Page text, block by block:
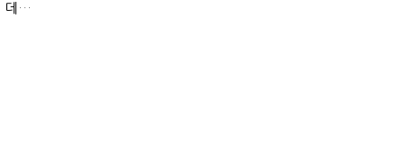
(창립 20주년 포럼)김윤정 창업진흥원 본부장 “유니콘 넘어 데카콘으로”